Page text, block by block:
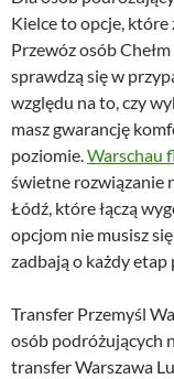
Kielce to opcje, które
Przewóz osób
sprawdzą się w
względu na to, czy
masz gwarancję
poziomie.Warschau
świetne rozwiązanie
Łódź, które łączą
opcjom nie musisz
zadbają o każdy
Transfer Przemyśl
osób podróżujących
transfer Warszawa